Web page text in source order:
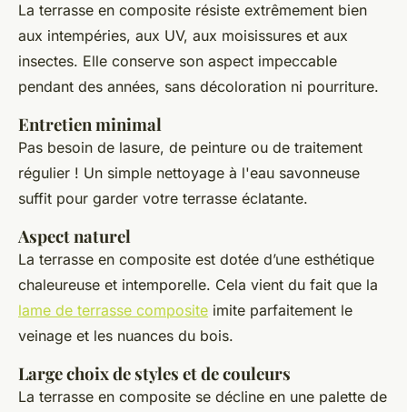
La terrasse en composite résiste extrêmement bien
aux intempéries, aux UV, aux moisissures et aux
insectes. Elle conserve son aspect impeccable
pendant des années, sans décoloration ni pourriture.
Entretien minimal
Pas besoin de lasure, de peinture ou de traitement
régulier ! Un simple nettoyage à l'eau savonneuse
suffit pour garder votre terrasse éclatante.
Aspect naturel
La terrasse en composite est dotée d’une esthétique
chaleureuse et intemporelle. Cela vient du fait que la
lame de terrasse composite imite parfaitement le
veinage et les nuances du bois.
Large choix de styles et de couleurs
La terrasse en composite se décline en une palette de